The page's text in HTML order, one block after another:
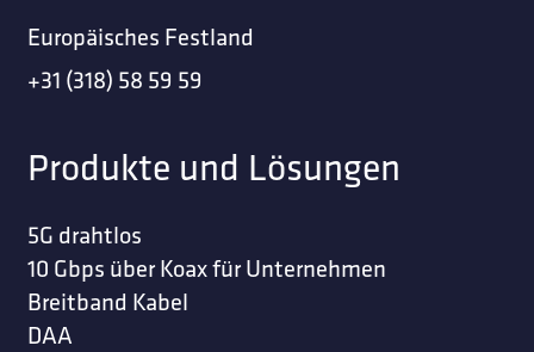
Europäisches Festland
+31 (318) 58 59 59
Produkte und Lösungen
5G drahtlos
10 Gbps über Koax für Unternehmen
Breitband Kabel
DAA